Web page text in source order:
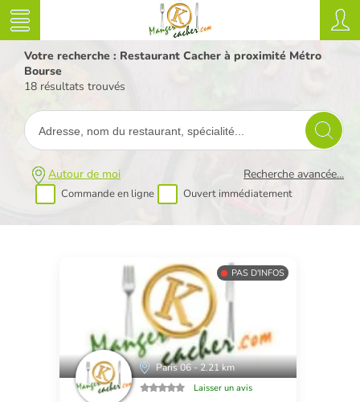
Votre recherche : Restaurant Cacher à proximité Métro
Bourse
18 résultats trouvés
Autour de moi
Commande en ligne Ouvert immédiatement
Recherche avancée...
PAS D'INFOS
Paris 06 - 2.21 km
Laisser un avis